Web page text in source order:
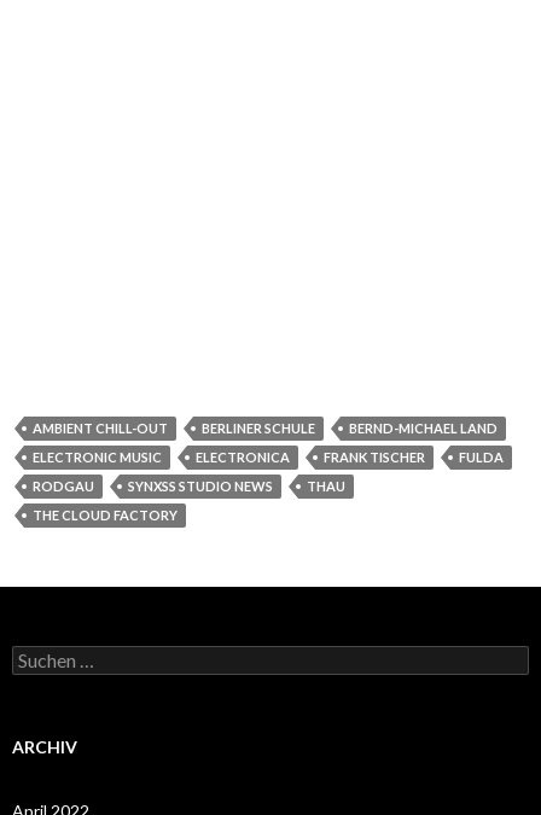
AMBIENT CHILL-OUT BERLINER SCHULE
BERND-MICHAEL LAND
ELECTRONIC MUSIC
ELECTRONICA FRANK TISCHER
FULDA
RODGAU
SYNXSS STUDIO NEWS
THAU
THE CLOUD FACTORY
Suchen
nach:
ARCHIV
April 2022